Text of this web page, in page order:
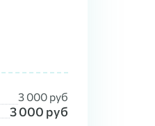
3 000 руб
3 000 руб